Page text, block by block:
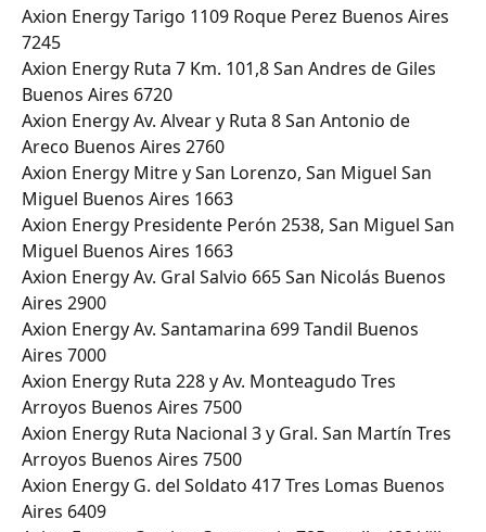
Axion Energy Tarigo 1109 Roque Perez Buenos Aires
7245
Axion Energy Ruta 7 Km. 101,8 San Andres de Giles
Buenos Aires 6720
Axion Energy Av. Alvear y Ruta 8 San Antonio de
Areco Buenos Aires 2760
Axion Energy Mitre y San Lorenzo, San Miguel San
Miguel Buenos Aires 1663
Axion Energy Presidente Perón 2538, San Miguel San
Miguel Buenos Aires 1663
Axion Energy Av. Gral Salvio 665 San Nicolás Buenos
Aires 2900
Axion Energy Av. Santamarina 699 Tandil Buenos
Aires 7000
Axion Energy Ruta 228 y Av. Monteagudo Tres
Arroyos Buenos Aires 7500
Axion Energy Ruta Nacional 3 y Gral. San Martín Tres
Arroyos Buenos Aires 7500
Axion Energy G. del Soldato 417 Tres Lomas Buenos
Aires 6409